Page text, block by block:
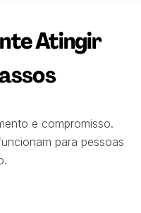
Atingir
e compromisso.
para pessoas